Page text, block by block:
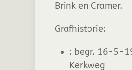
Brink en Cramer.
Grafhistorie:
: begr. 16-5-
Kerkweg